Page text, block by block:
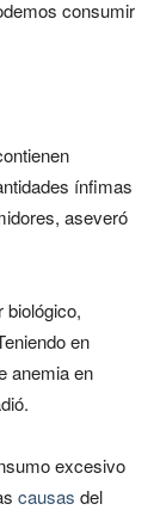
consumir
ínfimas
aseveró
biológico,
en
anemia en
excesivo
causas del